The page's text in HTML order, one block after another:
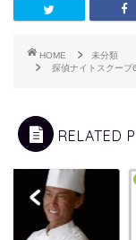
HOME
未分類
探偵ナイトスクープ
RELATED